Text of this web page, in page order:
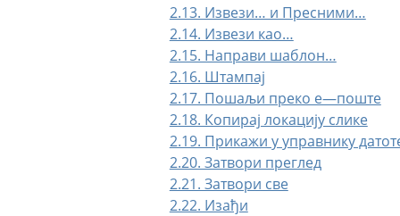
2.13. Извези… и Пресними…
2.14. Извези као…
2.15. Направи шаблон…
2.16. Штампај
2.17. Пошаљи преко е—поште
2.18. Копирај локацију слике
2.19. Прикажи у управнику
2.20. Затвори преглед
2.21. Затвори све
2.22. Изађи